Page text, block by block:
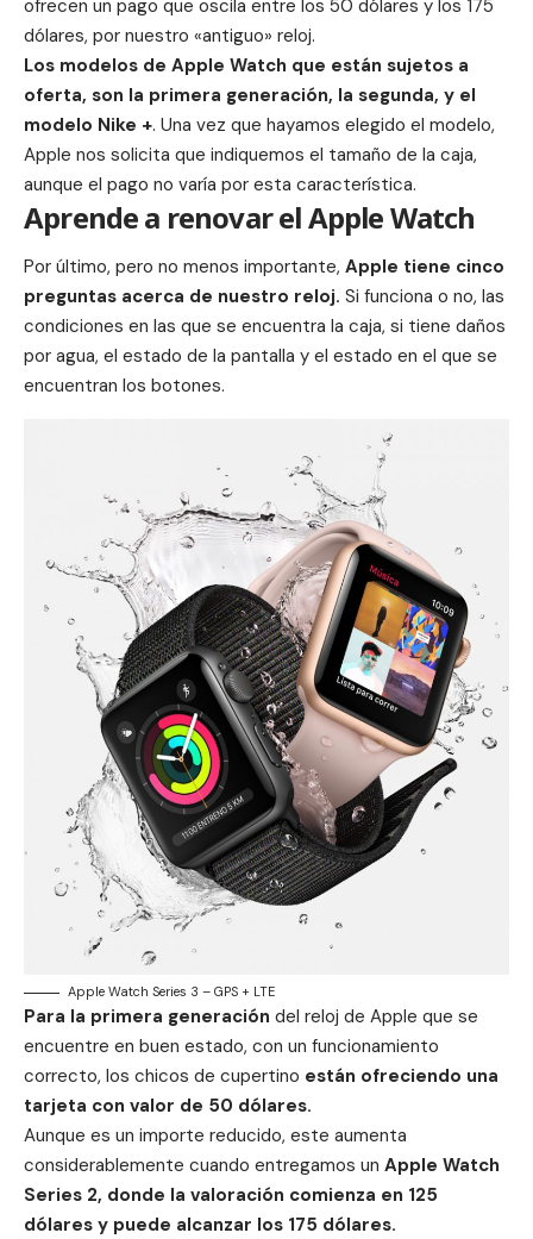
ofrecen un pago que oscila entre los 50 dólares y los 175
dólares, por nuestro «antiguo» reloj.
Los modelos de Apple Watch que están sujetos a
oferta, son la primera generación, la segunda, y el
modelo Nike +. Una vez que hayamos elegido el modelo,
Apple nos solicita que indiquemos el tamaño de la caja,
aunque el pago no varía por esta característica.
Aprende a renovar el Apple Watch
Por último, pero no menos importante, Apple tiene cinco
preguntas acerca de nuestro reloj. Si funciona o no, las
condiciones en las que se encuentra la caja, si tiene daños
por agua, el estado de la pantalla y el estado en el que se
encuentran los botones.
Apple Watch Series 3 – GPS + LTE
Para la primera generación del reloj de Apple que se
encuentre en buen estado, con un funcionamiento
correcto, los chicos de cupertino están ofreciendo una
tarjeta con valor de 50 dólares.
Aunque es un importe reducido, este aumenta
considerablemente cuando entregamos un Apple Watch
Series 2, donde la valoración comienza en 125
dólares y puede alcanzar los 175 dólares.